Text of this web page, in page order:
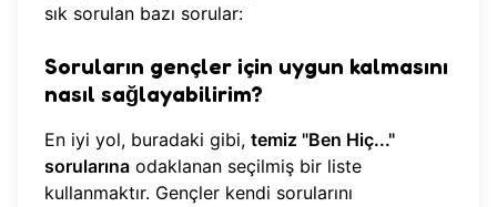
sık sorulan bazı sorular:
Soruların gençler için uygun kalmasını
nasıl sağlayabilirim?
En iyi yol, buradaki gibi, temiz "Ben Hiç..."
sorularına odaklanan seçilmiş bir liste
kullanmaktır. Gençler kendi sorularını